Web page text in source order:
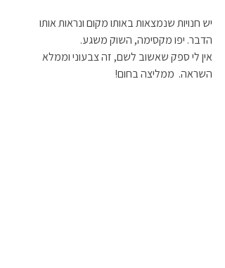
יש חנויות שנמצאות באותו מקום ונראות אותו
הדבר. יפו מקסימה, השוק משגע.
אין לי ספק שאשוב לשם, זה צבעוני וממלא
השראה.  ממליצה בחום!